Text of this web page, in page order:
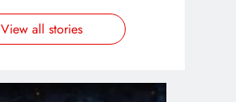
View all stories